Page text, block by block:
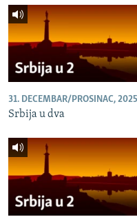
31. DECEMBAR/PROSINAC,
Srbija u dva